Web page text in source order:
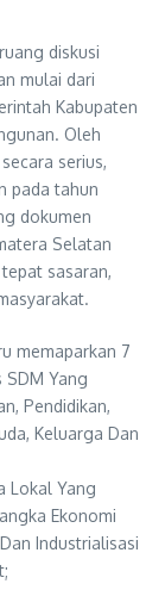
diskusi
mulai dari
Kabupaten
Oleh
serius,
pada tahun
dokumen
Selatan
sasaran,
memaparkan 7
SDM Yang
Pendidikan,
Keluarga Dan
Lokal Yang
Ekonomi
Industrialisasi